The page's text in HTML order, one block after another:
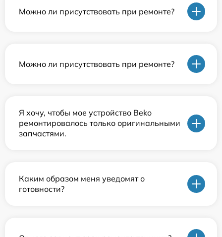
Можно ли присутствовать при ремонте?
Можно ли присутствовать при ремонте?
Я хочу, чтобы мое устройство Beko
ремонтировалось только оригинальными
запчастями.
Каким образом меня уведомят о
готовности?